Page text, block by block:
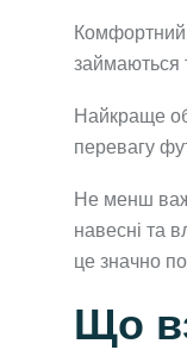
Комфортний
займаються
Найкраще
перевагу
Не менш
навесні та
це значно
Що